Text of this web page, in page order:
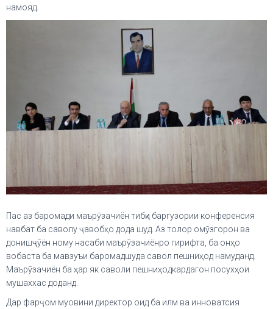
намояд.
Пас аз баромади маърӯзачиён тибқи баргузории конференсия
навбат ба саволу ҷавобҳо дода шуд. Аз толор омӯзгорон ва
донишҷӯён ному насаби маърӯзачиёнро гирифта, ба онҳо
вобаста ба мавзуъи баромадшуда савол пешниҳод намуданд.
Маърӯзачиён ба ҳар як саволи пешниҳодкардагон посухҳои
мушаххас доданд.
Дар фарҷом муовини директор оид ба илм ва инноватсия